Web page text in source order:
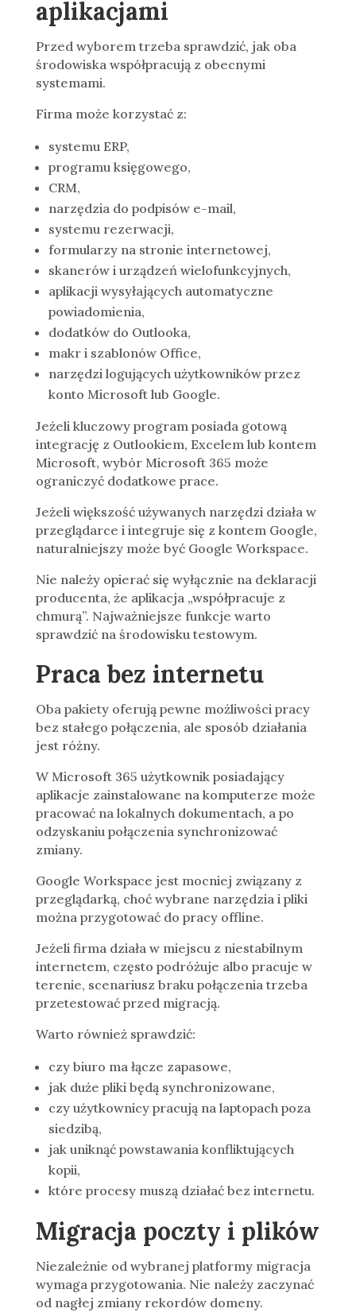
aplikacjami
Przed wyborem trzeba sprawdzić, jak oba
środowiska współpracują z obecnymi
systemami.
Firma może korzystać z:
systemu ERP,
programu księgowego,
CRM,
narzędzia do podpisów e-mail,
systemu rezerwacji,
formularzy na stronie internetowej,
skanerów i urządzeń wielofunkcyjnych,
aplikacji wysyłających automatyczne
powiadomienia,
dodatków do Outlooka,
makr i szablonów Office,
narzędzi logujących użytkowników przez
konto Microsoft lub Google.
Jeżeli kluczowy program posiada gotową
integrację z Outlookiem, Excelem lub kontem
Microsoft, wybór Microsoft 365 może
ograniczyć dodatkowe prace.
Jeżeli większość używanych narzędzi działa w
przeglądarce i integruje się z kontem Google,
naturalniejszy może być Google Workspace.
Nie należy opierać się wyłącznie na deklaracji
producenta, że aplikacja „współpracuje z
chmurą”. Najważniejsze funkcje warto
sprawdzić na środowisku testowym.
Praca bez internetu
Oba pakiety oferują pewne możliwości pracy
bez stałego połączenia, ale sposób działania
jest różny.
W Microsoft 365 użytkownik posiadający
aplikacje zainstalowane na komputerze może
pracować na lokalnych dokumentach, a po
odzyskaniu połączenia synchronizować
zmiany.
Google Workspace jest mocniej związany z
przeglądarką, choć wybrane narzędzia i pliki
można przygotować do pracy offline.
Jeżeli firma działa w miejscu z niestabilnym
internetem, często podróżuje albo pracuje w
terenie, scenariusz braku połączenia trzeba
przetestować przed migracją.
Warto również sprawdzić:
czy biuro ma łącze zapasowe,
jak duże pliki będą synchronizowane,
czy użytkownicy pracują na laptopach poza
siedzibą,
jak uniknąć powstawania konfliktujących
kopii,
które procesy muszą działać bez internetu.
Migracja poczty i plików
Niezależnie od wybranej platformy migracja
wymaga przygotowania. Nie należy zaczynać
od nagłej zmiany rekordów domeny.